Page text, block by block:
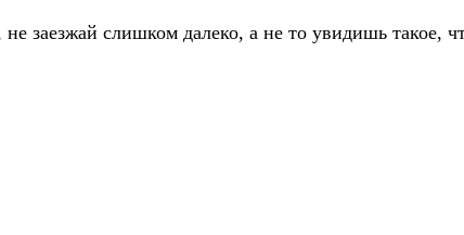
заезжай слишком далеко, а не то увидишь такое,